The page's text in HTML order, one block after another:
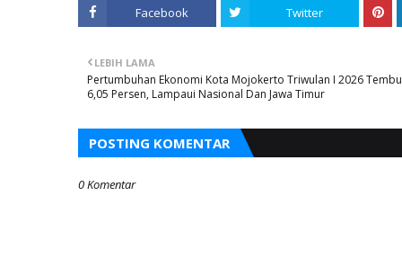
Facebook Twitter
LEBIH LAMA
Pertumbuhan Ekonomi Kota Mojokerto Triwulan I 2026
6,05 Persen, Lampaui Nasional Dan Jawa Timur
POSTING KOMENTAR
0 Komentar